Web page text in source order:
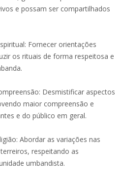
e possam ser compartilhados
Fornecer orientações
os rituais de forma respeitosa e
Desmistificar aspectos
maior compreensão e
e do público em geral.
Abordar as variações nas
respeitando as
umbandista.